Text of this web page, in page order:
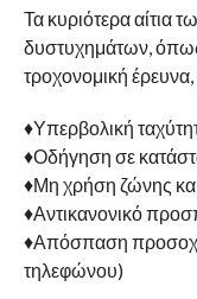
Τα κυριότερα αίτια
δυστυχημάτων,
τροχονομική έρευνα,
♦Υπερβολική
♦Οδήγηση σε
♦Μη χρήση ζώνης
♦Αντικανονικό
♦Απόσπαση
τηλεφώνου)